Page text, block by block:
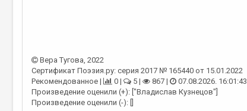
Вера Тугова, 2022
Сертификат Поэзия.ру: серия 2017 № 165440 от 15.01.2022
Рекомендованное |
0 | 5 | 867 |
07.08.2026. 16:01:43
Произведение оценили (+): ["Владислав Кузнецов"]
Произведение оценили (-): []